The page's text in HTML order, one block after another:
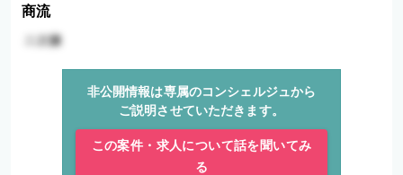
商流
非公開情報は専属のコンシェルジュから
ご説明させていただきます。
この案件・求人について話を聞いてみ
る